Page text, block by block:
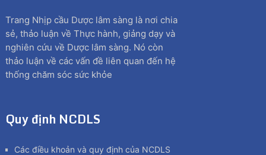
Trang Nhịp cầu Dược lâm sàng là nơi chia
sẻ, thảo luận về Thực hành, giảng dạy và
nghiên cứu về Dược lâm sàng. Nó còn
thảo luận về các vấn đề liên quan đến hệ
thống chăm sóc sức khỏe
Quy định NCDLS
Các điều khoản và quy định của NCDLS